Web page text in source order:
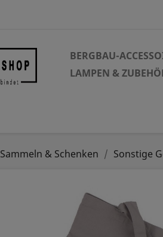
BERGBAU-
LAMPEN &
Sammeln & Schenken Sonstige